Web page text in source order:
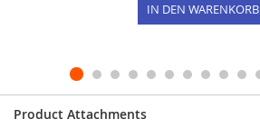
IN DEN WARENKORB
Product Attachments